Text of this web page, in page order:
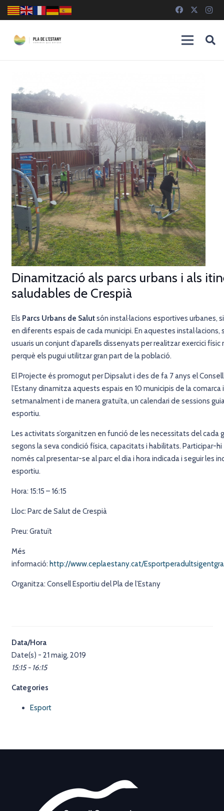
Dinamització als parcs urbans i als
saludables de Crespià
Els Parcs Urbans de Salutsón instal·lacions esportives urbanes,
en diferents espais de cada municipi. En aquestes instal·lacions,
usuaris un conjunt d’aparells dissenyats per realitzar exercici
perquè els pugui utilitzar gran part de la població.
El Projecte és promogut per Dipsalut i des de fa 7 anys el
l’Estanydinamitza aquests espais en 10 municipis de la comarca
setmanalment i de manera gratuïta, un calendari de sessions
esportiu.
Les activitats s’organitzen en funció de les necessitats del cada
segons la seva condició física, capacitats i habilitats. Participar-
només cal presentar-se al parc el dia i hora indicada i seguir les
esportiu.
Hora: 15:15 – 16:15
Lloc: Parc de Salut de Crespià
Preu: Gratuït
Més
informació: http://www.ceplaestany.cat/
Organitza: Consell Esportiu del Pla de l’Estany
Data/Hora
Date(s) - 21 maig, 2019
15:15 - 16:15
Categories
Esport